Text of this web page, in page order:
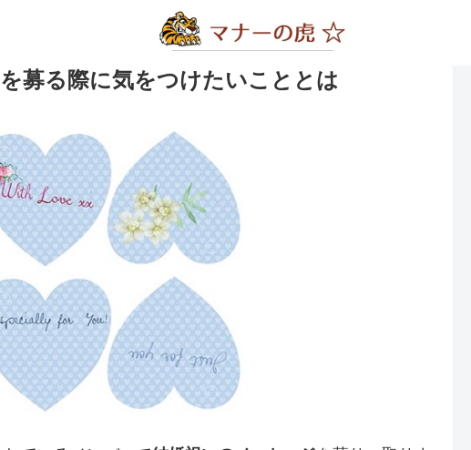
募る際に気をつけたいこととは